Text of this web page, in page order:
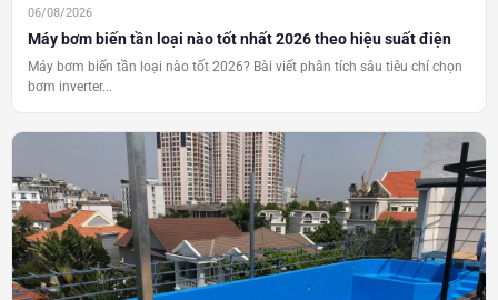
06/08/2026
Máy bơm biến tần loại nào tốt nhất 2026 theo hiệu suất điện
Máy bơm biến tần loại nào tốt 2026? Bài viết phân tích sâu tiêu chí chọn
bơm inverter...